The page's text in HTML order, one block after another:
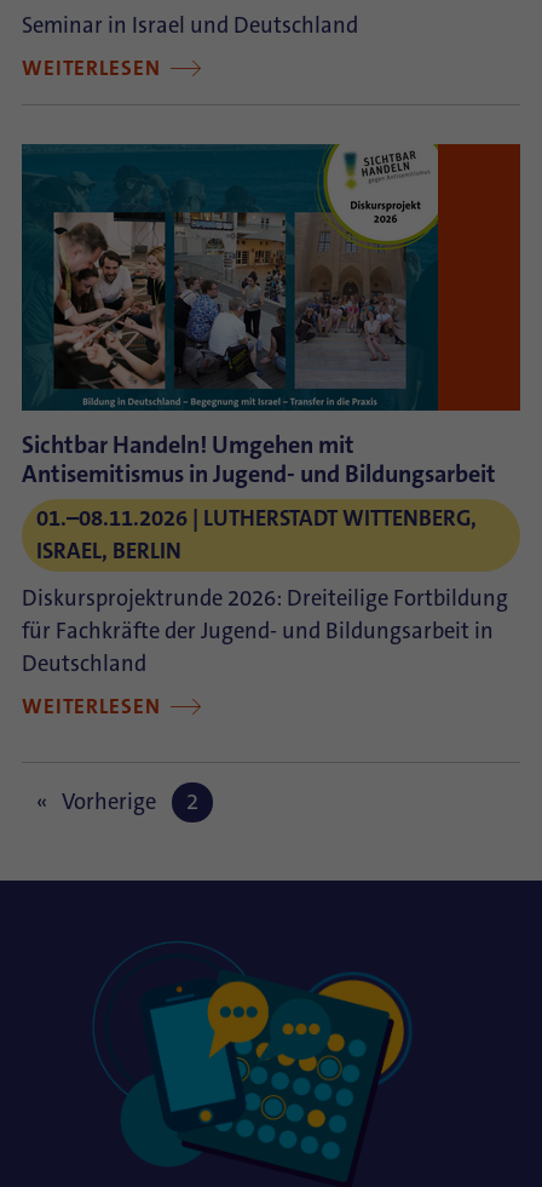
Seminar in Israel und Deutschland
WEITERLESEN
Sichtbar Handeln! Umgehen mit
Antisemitismus in Jugend- und Bildungsarbeit
01.–08.11.2026 LUTHERSTADT WITTENBERG,
ISRAEL, BERLIN
Diskursprojektrunde 2026: Dreiteilige Fortbildung
für Fachkräfte der Jugend- und Bildungsarbeit in
Deutschland
WEITERLESEN
Vorherige 2